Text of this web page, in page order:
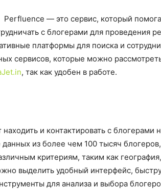
Perfluence — это сервис, который
с блогерами для проведения
платформы для поиска и
сервисов, которые можно
, так как удобен в работе.
и контактировать с блогерами
из более чем 100 тысяч
критериям, таким как география,
выделить удобный интерфейс,
для анализа и выбора